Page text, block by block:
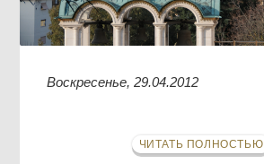
Воскресенье, 29.04.2012
ЧИТАТЬ ПОЛНОСТЬЮ